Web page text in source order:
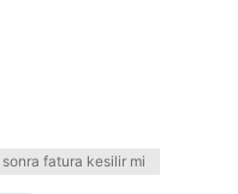
fatura kesilir mi